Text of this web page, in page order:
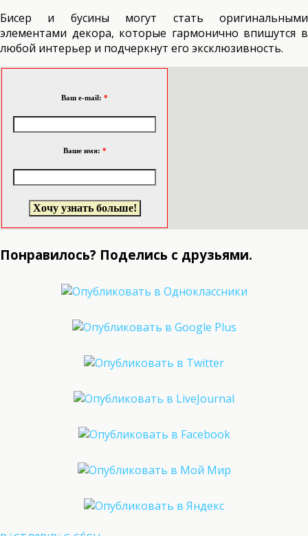
Бисер и бусины могут стать оригинальными
элементами декора, которые гармонично впишутся в
любой интерьер и подчеркнут его эксклюзивность.
Ваш e-mail: *
Ваше имя: *
Понравилось? Поделись с друзьями.